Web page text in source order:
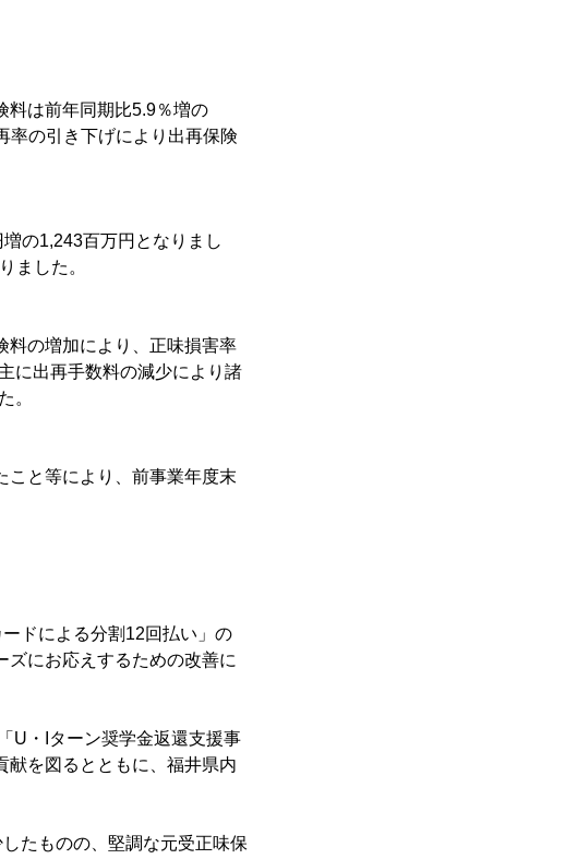
料は前年同期比5.9％増の
率の引き下げにより出再保険
の1,243百万円となりまし
ました。
料の増加により、正味損害率
に出再手数料の減少により諸
。
こと等により、前事業年度末
ドによる分割12回払い」の
にお応えするための改善に
U・Iターン奨学金返還支援事
献を図るとともに、福井県内
たものの、堅調な元受正味保